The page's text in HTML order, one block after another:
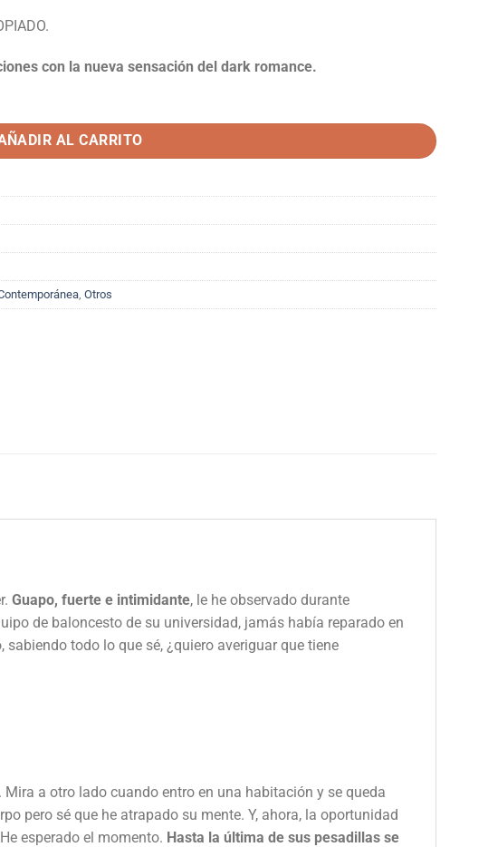
con la nueva sensación del dark romance.
AL CARRITO
Otros
Guapo, fuerte e intimidante, le he observado durante
de baloncesto de su universidad, jamás había reparado en
sabiendo todo lo que sé, ¿quiero averiguar que tiene
. Mira a otro lado cuando entro en una habitación y se queda
pero sé que he atrapado su mente. Y, ahora, la oportunidad
esperado el momento. Hasta la última de sus pesadillas se